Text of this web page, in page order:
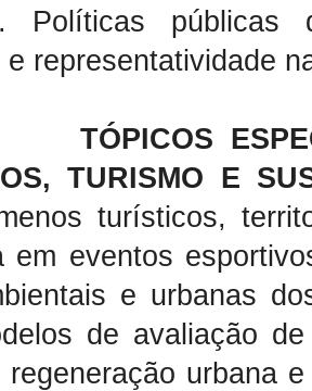
Políticas públicas
representatividade
TÓPICOS
TURISMO E
turísticos,
em eventos
e urbanas
de avaliação
regeneração urbana